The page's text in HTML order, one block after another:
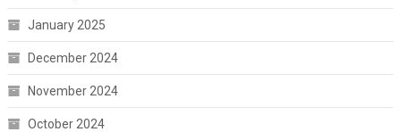
January 2025
December 2024
November 2024
October 2024